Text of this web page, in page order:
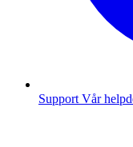
Support Vår